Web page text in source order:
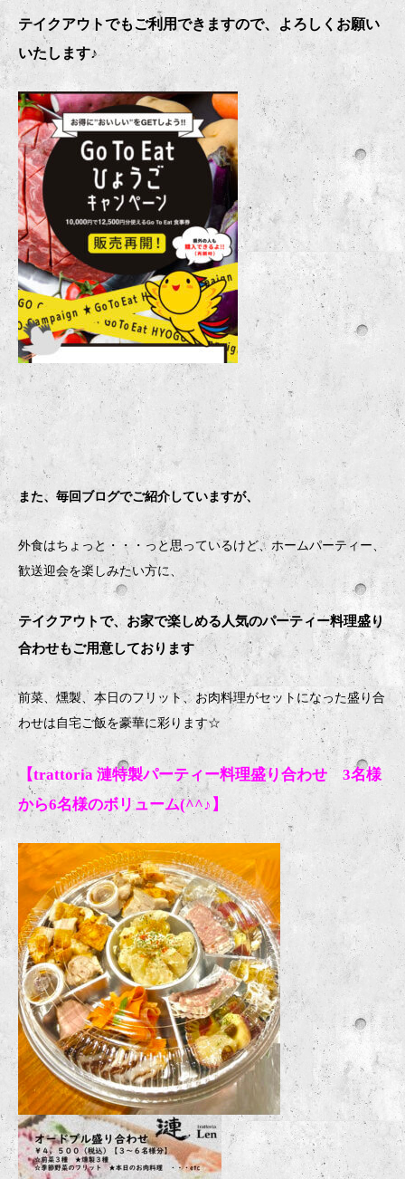
テイクアウトでもご利用できますので、よろしくお願い
いたします♪
また、毎回ブログでご紹介していますが、
外食はちょっと・・・っと思っているけど、ホームパーティー、
歓送迎会を楽しみたい方に、
テイクアウトで、お家で楽しめる人気のパーティー料理盛り
合わせもご用意しております
前菜、燻製、本日のフリット、お肉料理がセットになった盛り合
わせは自宅ご飯を豪華に彩ります☆
【trattoria 漣特製パーティー料理盛り合わせ 3名様
から6名様のボリューム(^^♪】